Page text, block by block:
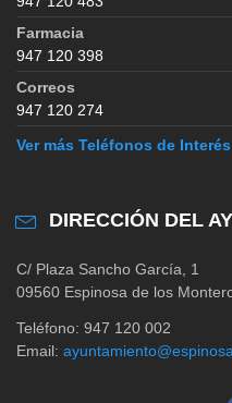
Farmacia
947 120 398
Correos
947 120 274
Ver más Teléfonos de Interés
DIRECCIÓN DEL
C/ Plaza Sancho García, 1
09560 Espinosa de los
Teléfono: 947 120 002
Email: